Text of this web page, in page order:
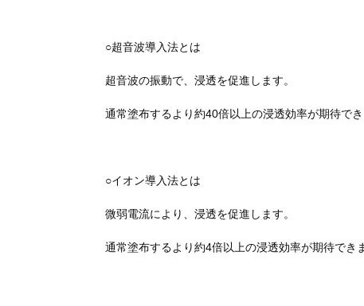
○超音波導入法とは
超音波の振動で、浸透を促進します。
通常塗布するより約40倍以上の浸透効率が期待でき
○イオン導入法とは
微弱電流により、浸透を促進します。
通常塗布するより約4倍以上の浸透効率が期待でき